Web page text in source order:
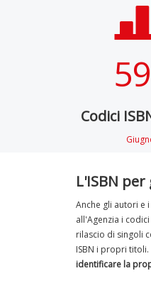
Codici
L'ISBN
Anche gli autori e
all'Agenzia i codici
rilascio di singoli
ISBN i propri
identificare la